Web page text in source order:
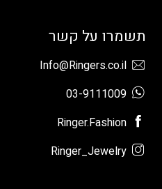
תשמרו על קשר
Info@Ringers.co.il
03-9111009
Ringer.Fashion
Ringer_Jewelry